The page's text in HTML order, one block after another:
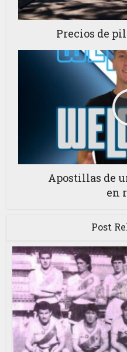
Precios de
Apostillas de
en
Post